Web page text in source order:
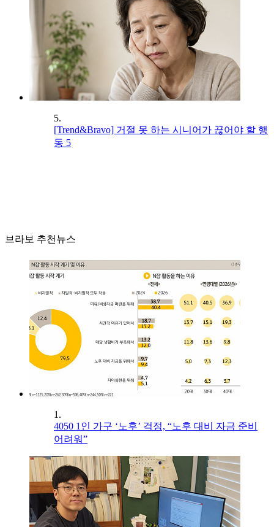
5.
[Trend&Bravo] 거절 못 하는 시니어가 끊어야 할 행
동 5
브라보 추천뉴스
1.
4050 1인 가구 ‘노후’ 걱정, “노후 대비 자금 준비
어려워”